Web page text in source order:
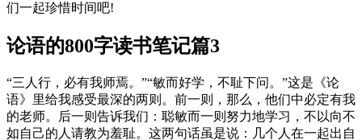
们一起珍惜时间吧!
论语的800字读书笔记篇3
“三人行，必有我师焉。”“敏而好学，不耻下问。”这是《论
语》里给我感受最深的两则。前一则，那么，他们中必定有我
的老师。后一则告诉我们：聪敏而一则努力地学习，不以向不
如自己的人请教为羞耻。这两句话虽是说：几个人在一起出自